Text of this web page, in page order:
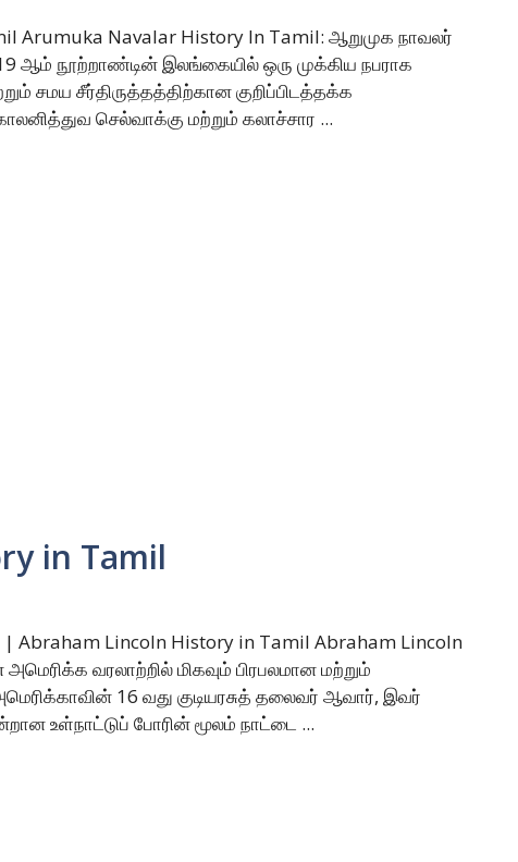
Arumuka Navalar History In Tamil: ஆறுமுக நாவலர்
19 ஆம் நூற்றாண்டின் இலங்கையில் ஒரு முக்கிய நபராக
சமய சீர்திருத்தத்திற்கான குறிப்பிடத்தக்க
செல்வாக்கு மற்றும் கலாச்சார ...
in Tamil
Abraham Lincoln History in Tamil Abraham Lincoln
வரலாற்றில் மிகவும் பிரபலமான மற்றும்
16 வது குடியரசுத் தலைவர் ஆவார், இவர்
உள்நாட்டுப் போரின் மூலம் நாட்டை ...